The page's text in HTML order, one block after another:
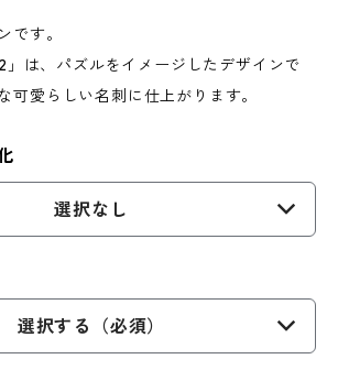
です。
」は、パズルをイメージしたデザインで
可愛らしい名刺に仕上がります。
選択なし
選択する（必須）